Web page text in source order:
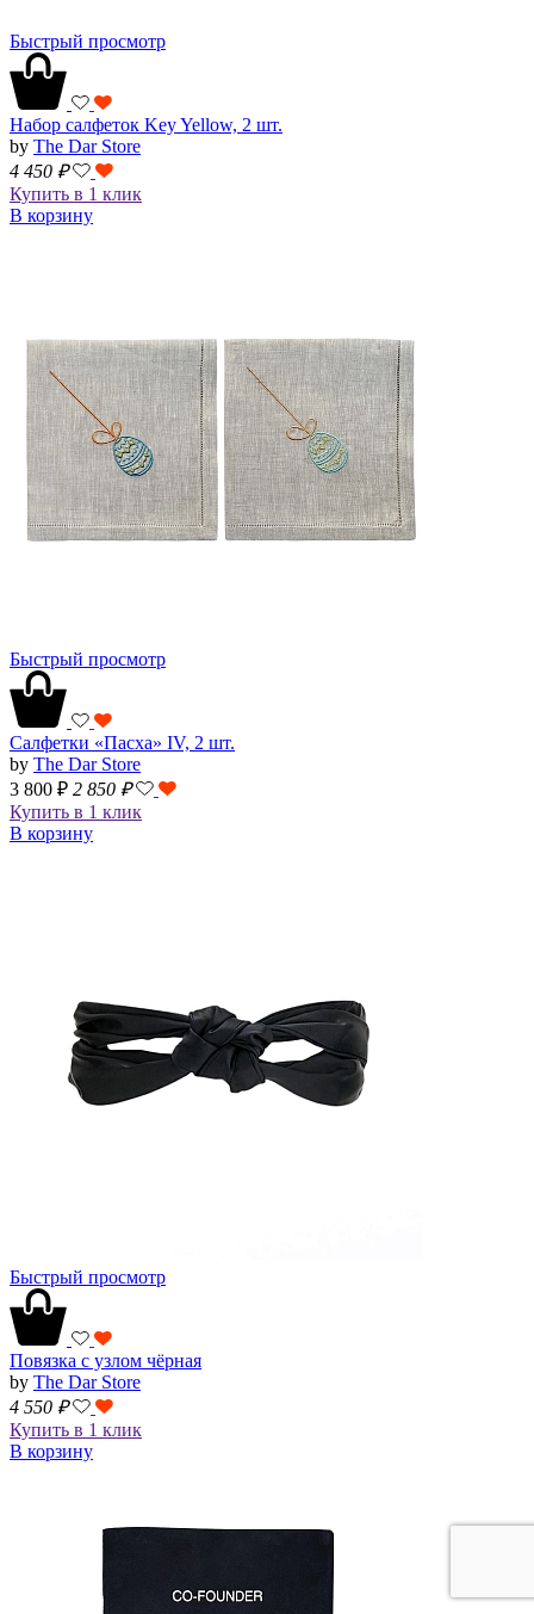
Быстрый просмотр
Набор салфеток Key Yellow, 2 шт.
by The Dar Store
4 450 ₽
Купить в 1 клик
В корзину
Быстрый просмотр
Салфетки «Пасха» IV, 2 шт.
by The Dar Store
3 800 ₽ 2 850 ₽
Купить в 1 клик
В корзину
Быстрый просмотр
Повязка с узлом чёрная
by The Dar Store
4 550 ₽
Купить в 1 клик
В корзину